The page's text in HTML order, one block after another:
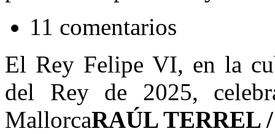
11 comentarios
El Rey Felipe VI, en la
del Rey de 2025,
MallorcaRAÚL TERREL